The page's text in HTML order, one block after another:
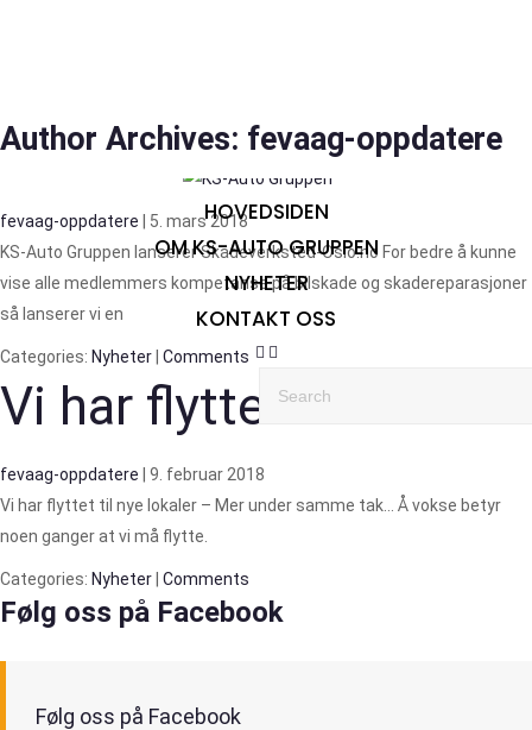
Meny
HOVEDSIDEN
OM KS-AUTO GRUPPEN
NYHETER
KONTAKT OSS
Author Archives: fevaag-oppdatere
Skadeverksted i Oslo
fevaag-oppdatere
5. mars 2018
KS-Auto Gruppen lanserer Skadeverksted-Oslo.no For bedre å kunne
vise alle medlemmers kompetanse på bilskade og skadereparasjoner
så lanserer vi en
Categories: Nyheter Comments
Vi har flyttet
fevaag-oppdatere
9. februar 2018
Vi har flyttet til nye lokaler – Mer under samme tak… Å vokse betyr
noen ganger at vi må flytte.
Categories: Nyheter Comments
Følg oss på Facebook
Følg oss på Facebook